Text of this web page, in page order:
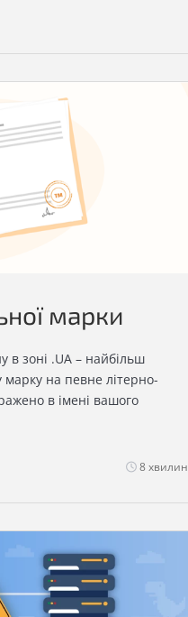
марки
в зоні .UA – найбільш
марку на певне літерно-
в імені вашого
8 хвилин